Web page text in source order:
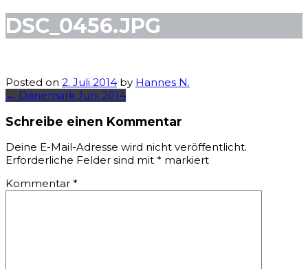
DSC_0456.JPG
Posted on 2. Juli 2014 by Hannes N.
Post
← Dänemark Juni 2014
Schreibe einen Kommentar
Deine E-Mail-Adresse wird nicht veröffentlicht.
Erforderliche Felder sind mit * markiert
Kommentar *